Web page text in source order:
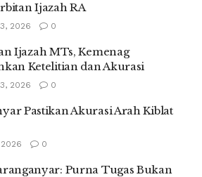
Ijazah RA
2026 0
Ijazah MTs, Kemenag
Ketelitian dan Akurasi
2026 0
Pastikan Akurasi Arah Kiblat
0
Purna Tugas Bukan